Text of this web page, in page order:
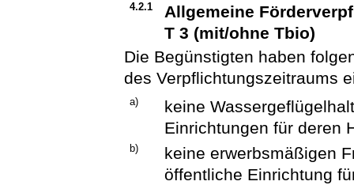
4.2.1
Allgemeine
T 3 (mit/ohne Tbio)
Die Begünstigten haben
des Verpflichtungszeitraums
a)
keine
Einrichtungen für deren
b)
keine erwerbsmäßigen
öffentliche Einrichtung